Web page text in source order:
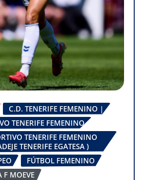
C.D. TENERIFE FEMENINO |
TENERIFE FEMENINO
TENERIFE FEMENINO
TENERIFE EGATESA )
FÚTBOL FEMENINO
F MOEVE